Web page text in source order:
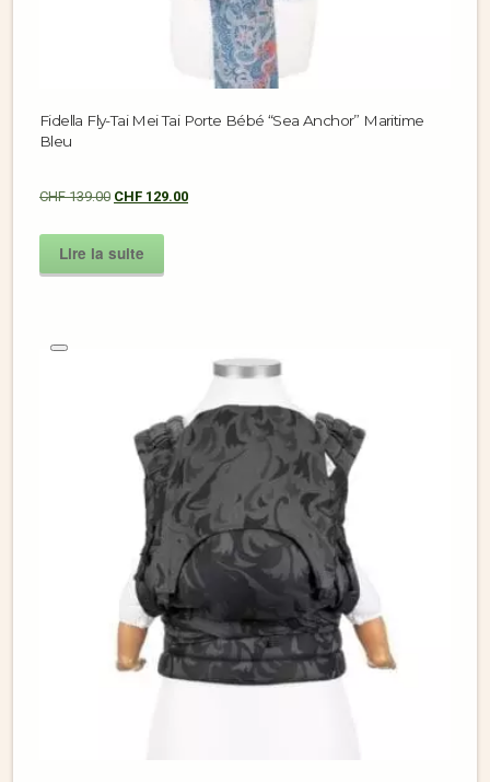
Fidella Fly-Tai Mei Tai Porte Bébé “Sea Anchor” Maritime
Bleu
CHF139.00 CHF 129.00
Lire la suite